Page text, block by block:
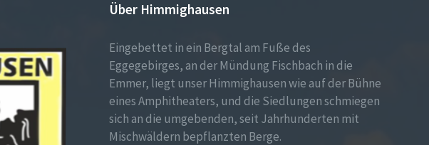
Über Himmighausen
Eingebettet in ein Bergtal am Fuße des
Eggegebirges, an der Mündung Fischbach in die
Emmer, liegt unser Himmighausen wie auf der Bühne
eines Amphitheaters, und die Siedlungen schmiegen
sich an die umgebenden, seit Jahrhunderten mit
Mischwäldern bepflanzten Berge.